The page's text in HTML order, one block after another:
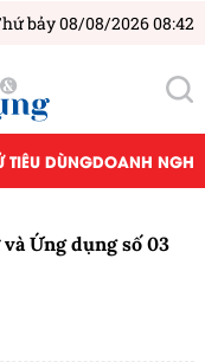
bảy 08/08/2026 08:42
TIÊU DÙNGDOANH
Ứng dụng số 03